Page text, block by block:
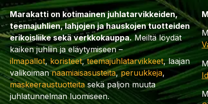
Marakatti on kotimainen juhlatarvikkeiden,
teemajuhlien, lahjojen ja hauskojen tuotteiden
erikoisliike sekä verkkokauppa.Meiltä löydät
kaiken juhliin ja eläytymiseen –
ilmapallot,koristeet,teemajuhlatarvikkeet, laajan
valikoimannaamiaisasusteita,peruukkeja,
maskeeraustuotteitasekä paljon muuta
juhlatunnelman luomiseen.